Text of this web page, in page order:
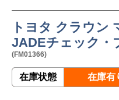
トヨタ クラウン
JADEチェック・
(FM01366)
在庫状態 在庫有